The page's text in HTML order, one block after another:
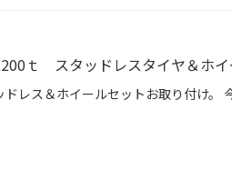
ｔ スタッドレスタイヤ＆ホイ